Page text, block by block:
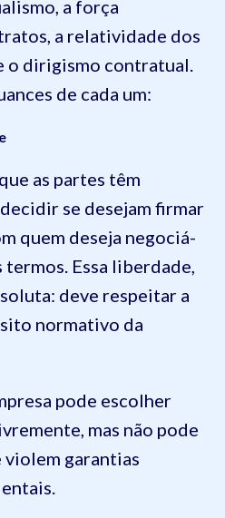
a força
a relatividade dos
o dirigismo contratual.
de cada um:
as partes têm
se desejam firmar
quem deseja negociá-
termos. Essa liberdade,
deve respeitar a
normativo da
pode escolher
mas não pode
garantias